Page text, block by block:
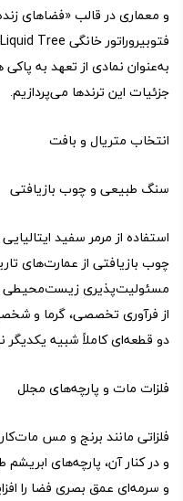
و معماری در قالب «فضاهای
به‌عنوان نمادی از تعهد به
جزئیات این ترندها می‌پردازیم.
انتخاب متریال و بافت
سنگ طبیعی و چوب بازیافتی
استفاده از مرمر سفید
چوب بازیافتی از عمارت‌های
مسئولیت‌پذیری زیست‌محیطی
از فرآوری تخصصی، گرما و
دو قطعه‌ای کاملاً شبیه یکدیگر
فلزات مات و پارچه‌های مجلل
فلزاتی مانند برنج و مس
و در کنار آن، پارچه‌های
و سرمه‌ای عمق بصری فضا را